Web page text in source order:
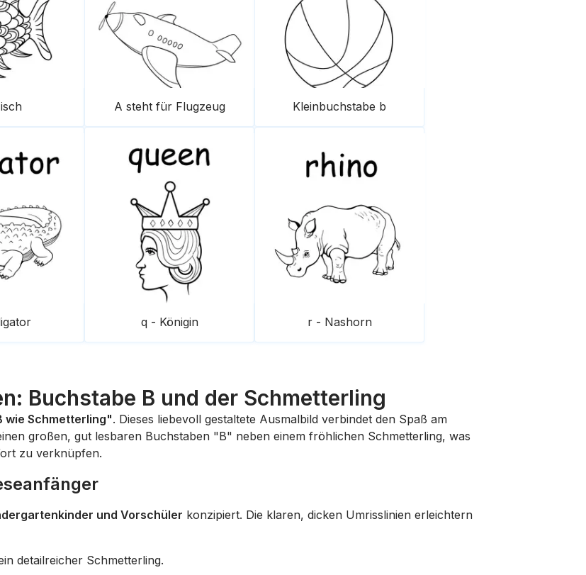
A steht für Flugzeug Kleinbuchstabe b
q - Königin r - Nashorn
Buchstabe B und der Schmetterling
wie Schmetterling". Dieses liebevoll gestaltete Ausmalbild verbindet den Spaß am
großen, gut lesbaren Buchstaben "B" neben einem fröhlichen Schmetterling, was
zu verknüpfen.
und Vorschüler konzipiert. Die klaren, dicken Umrisslinien erleichtern
detailreicher Schmetterling.